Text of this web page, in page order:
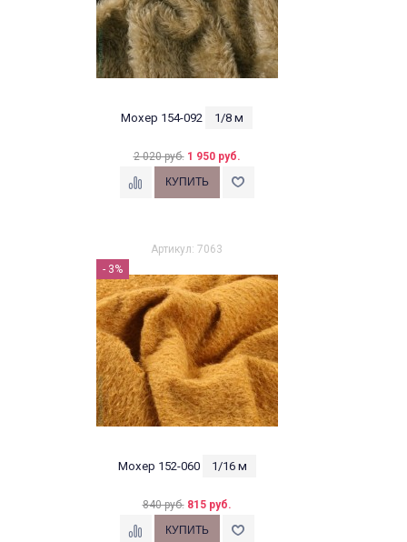
Мохер 154-092 1/8 м
2 020 руб. 1 950 руб.
Артикул: 7063
- 3%
Мохер 152-060 1/16 м
840 руб. 815 руб.